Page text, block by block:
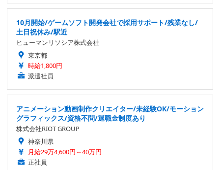
10月開始/ゲームソフト開発会社で採用サポート/残業なし/
土日祝休み/駅近
ヒューマンリソシア株式会社
東京都
時給1,800円
派遣社員
アニメーション動画制作クリエイター/未経験OK/モーション
グラフィックス/資格不問/退職金制度あり
株式会社RIOT GROUP
神奈川県
月給29万4,600円～40万円
正社員